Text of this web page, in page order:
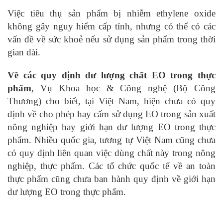
Việc tiêu thụ sản phẩm bị nhiễm ethylene oxide
không gây nguy hiểm cấp tính, nhưng có thể có các
vấn đề về sức khoẻ nếu sử dụng sản phẩm trong thời
gian dài.
Về các quy định dư lượng chất EO trong thực
phẩm, Vụ Khoa học & Công nghệ (Bộ Công
Thương) cho biết, tại Việt Nam, hiện chưa có quy
định về cho phép hay cấm sử dụng EO trong sản xuất
nông nghiệp hay giới hạn dư lượng EO trong thực
phẩm. Nhiều quốc gia, tương tự Việt Nam cũng chưa
có quy định liên quan việc dùng chất này trong nông
nghiệp, thực phẩm. Các tổ chức quốc tế về an toàn
thực phẩm cũng chưa ban hành quy định về giới hạn
dư lượng EO trong thực phẩm.